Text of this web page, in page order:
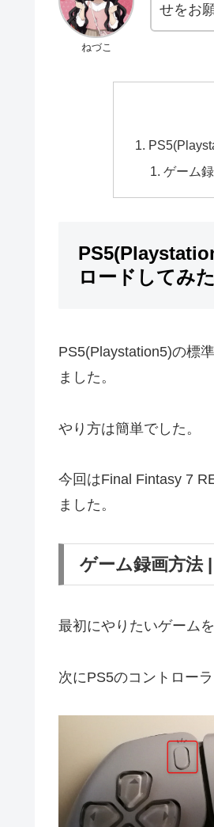
ねづこ
せをお
ゲーム
ロードしてみた
PS5(Playstation5)の標
ました。
やり方は簡単でした。
今回はFinal Fintasy 7
ました。
ゲーム録画方法
最初にやりたいゲーム
次にPS5のコントロー